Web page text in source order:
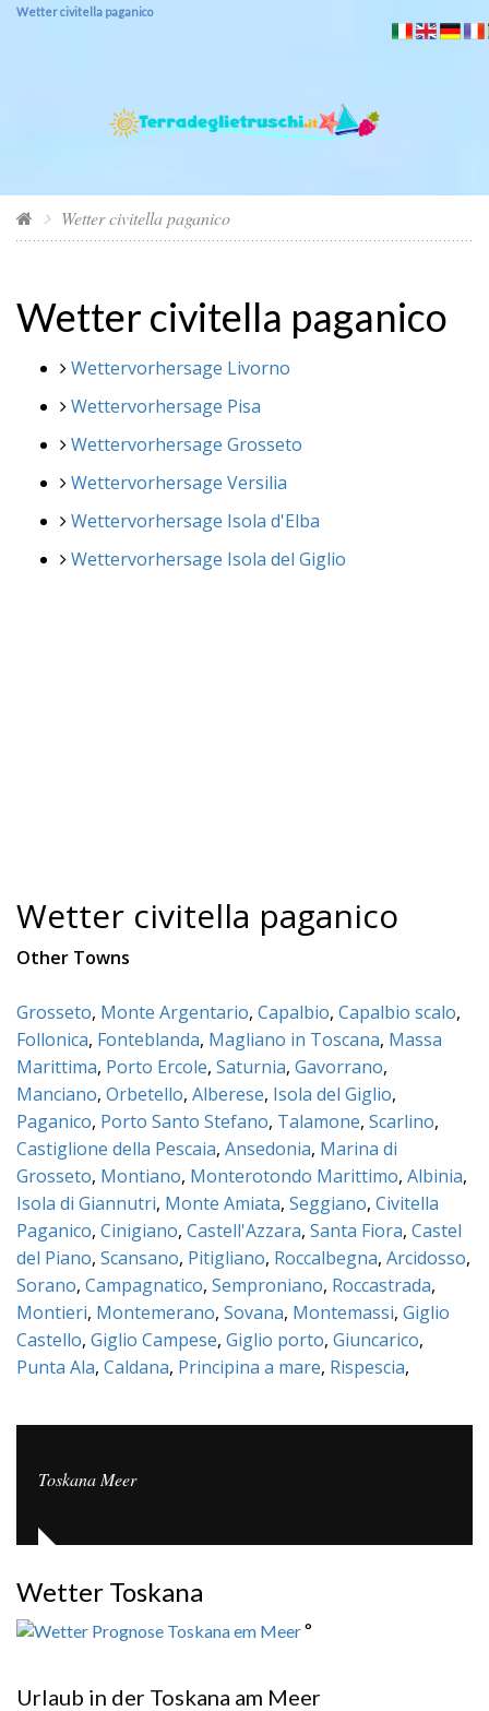
Wetter civitella paganico
Wetter civitella paganico
Wetter civitella paganico
Wettervorhersage Livorno
Wettervorhersage Pisa
Wettervorhersage Grosseto
Wettervorhersage Versilia
Wettervorhersage Isola d'Elba
Wettervorhersage Isola del Giglio
Wetter civitella paganico
Other Towns
Grosseto, Monte Argentario, Capalbio, Capalbio scalo,
Follonica, Fonteblanda, Magliano in Toscana, Massa
Marittima, Porto Ercole, Saturnia, Gavorrano,
Manciano, Orbetello, Alberese, Isola del Giglio,
Paganico, Porto Santo Stefano, Talamone, Scarlino,
Castiglione della Pescaia, Ansedonia, Marina di
Grosseto, Montiano, Monterotondo Marittimo, Albinia,
Isola di Giannutri, Monte Amiata, Seggiano, Civitella
Paganico, Cinigiano, Castell'Azzara, Santa Fiora, Castel
del Piano, Scansano, Pitigliano, Roccalbegna, Arcidosso,
Sorano, Campagnatico, Semproniano, Roccastrada,
Montieri, Montemerano, Sovana, Montemassi, Giglio
Castello, Giglio Campese, Giglio porto, Giuncarico,
Punta Ala, Caldana, Principina a mare, Rispescia,
Toskana Meer
Wetter Toskana
°
Urlaub in der Toskana am Meer